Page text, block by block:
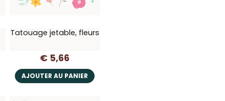
Tatouage jetable, fleurs
€ 5,66
AJOUTER AU PANIER